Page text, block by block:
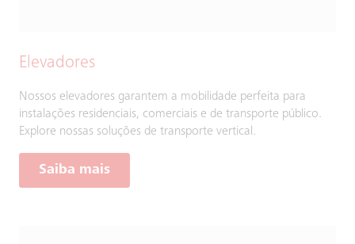
Elevadores
Nossos elevadores garantem a mobilidade perfeita para
instalações residenciais, comerciais e de transporte público.
Explore nossas soluções de transporte vertical.
Saiba mais